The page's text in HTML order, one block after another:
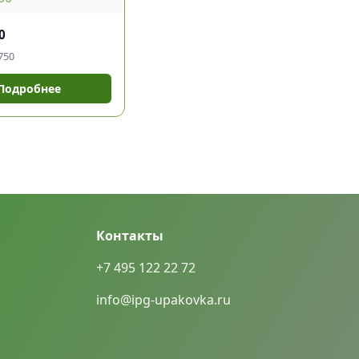
Контакты
+7 495 122 22 72
info@ipg-upakovka.ru